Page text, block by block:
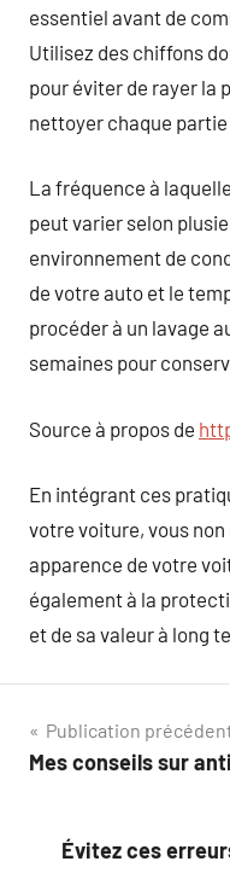
essentiel avant de
Utilisez des chiffons
pour éviter de rayer la
nettoyer chaque
La fréquence à
peut varier selon
environnement de
de votre auto et le
procéder à un lavage
semaines pour
Source à propos de
En intégrant ces
votre voiture, vous
apparence de votre
également à la
et de sa valeur à long
Navigation
de
l’article
Publication
Mes conseils sur
Évitez ces